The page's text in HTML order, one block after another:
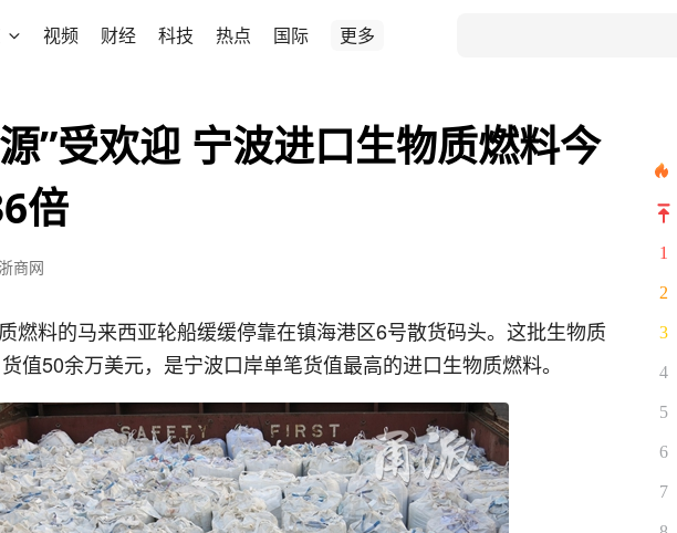
视频 财经 科技 热点 国际 更多
”受欢迎 宁波进口生物质燃料今
倍
浙商网
燃料的马来西亚轮船缓缓停靠在镇海港区6号散货码头。这批生物质
值50余万美元，是宁波口岸单笔货值最高的进口生物质燃料。
1
2
3
4
5
6
7